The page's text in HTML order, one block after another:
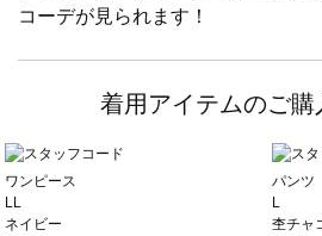
コーデが見られます！
着用アイテムのご購
ワンピース
LL
ネイビー
パンツ
L
杢チャ